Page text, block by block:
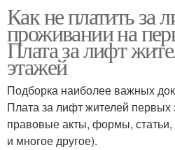
Как не платить за
проживании на
Плата за лифт
этажей
Подборка наиболее важных
Плата за лифт жителей
правовые акты, формы, статьи,
и многое другое).